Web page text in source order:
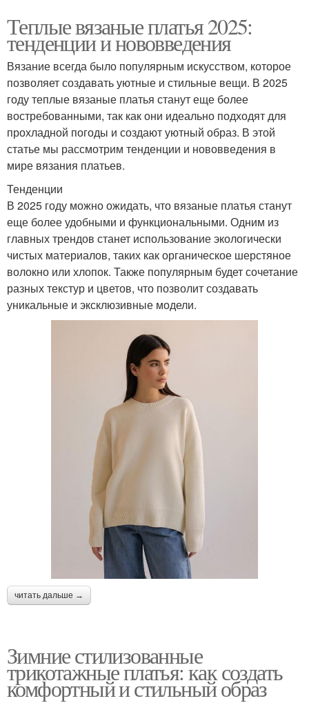
Теплые вязаные платья 2025:
тенденции и нововведения
Вязание всегда было популярным искусством, которое
позволяет создавать уютные и стильные вещи. В 2025
году теплые вязаные платья станут еще более
востребованными, так как они идеально подходят для
прохладной погоды и создают уютный образ. В этой
статье мы рассмотрим тенденции и нововведения в
мире вязания платьев.
Тенденции
В 2025 году можно ожидать, что вязаные платья станут
еще более удобными и функциональными. Одним из
главных трендов станет использование экологически
чистых материалов, таких как органическое шерстяное
волокно или хлопок. Также популярным будет сочетание
разных текстур и цветов, что позволит создавать
уникальные и эксклюзивные модели.
читать дальше →
Зимние стилизованные
трикотажные платья: как создать
комфортный и стильный образ